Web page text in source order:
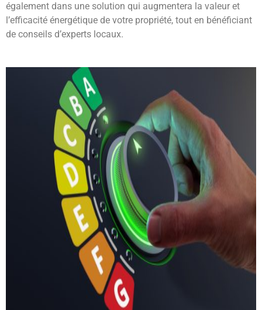
également dans une solution qui augmentera la valeur et
l’efficacité énergétique de votre propriété, tout en bénéficiant
de conseils d’experts locaux.